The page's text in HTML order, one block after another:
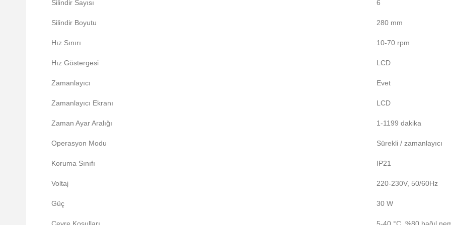
Silindir Sayısı 6
Silindir Boyutu 280 mm
Hız Sınırı 10-70 rpm
Hız Göstergesi LCD
Zamanlayıcı Evet
Zamanlayıcı Ekranı LCD
Zaman Ayar Aralığı 1-1199 dakika
Operasyon Modu Sürekli / zamanlayıcı
Koruma Sınıfı IP21
Voltaj 220-230V, 50/60Hz
Güç 30 W